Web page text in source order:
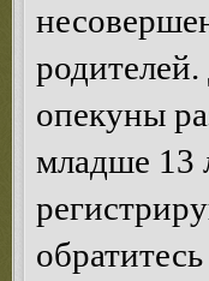
опекуны
младше 13